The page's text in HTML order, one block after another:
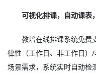
可视化排课，自动课表
教培在线排课系统免费
律性（工作日、非工作日）
场景需求，系统实时自动检